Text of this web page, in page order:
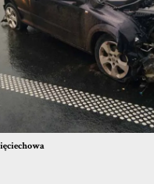
przewróciła, czy zdążyła
policja pod nadzorem
na potrzeby sekcji zwłok.
- Reklama -